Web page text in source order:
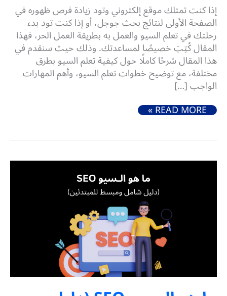
إذا كنت تمتلك موقع إلكتروني وتود زيادة فرص ظهوره في
الصفحة الأولى لنتائج بحث جوجل، أو إذا كنت تود بدء
رحلتك في تعلم السيو والعمل به بطريقة العمل الحر، فهذا
المقال كُتِبَ خصيصًا لمساعدتك. وذلك حيث سنقدم في
هذا المقال شرحًا كاملًا حول كيفية تعلم السيو بطرق
مختلفة، مع توضيح خطوات تعلم السيو، وأهم المهارات
الواجب […]
كيفية تعلم السيو (دليلك الحصري بالخطوات ومصادر التعلم)
READ MORE »